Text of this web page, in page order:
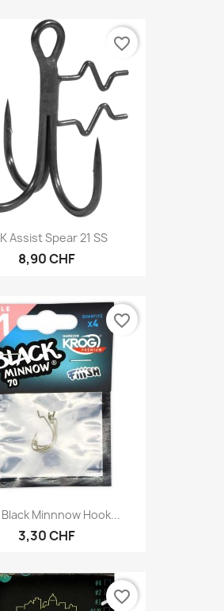
Assist Spear 21 SS
8,90 CHF
favorite_border
Black Minnnow Hook...
3,30 CHF
favorite_border
favorite_border